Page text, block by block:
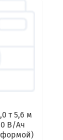
т 5,6 м
В/Ач